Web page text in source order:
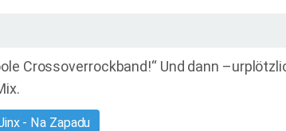
Crossoverrockband!“ Und dann
- Na Zapadu